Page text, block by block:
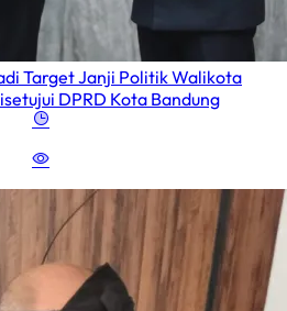
Target Janji Politik Walikota
DPRD Kota Bandung